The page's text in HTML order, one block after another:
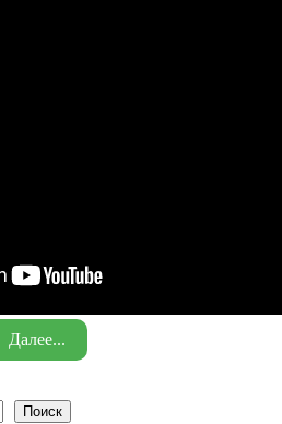
Далее...
Поиск